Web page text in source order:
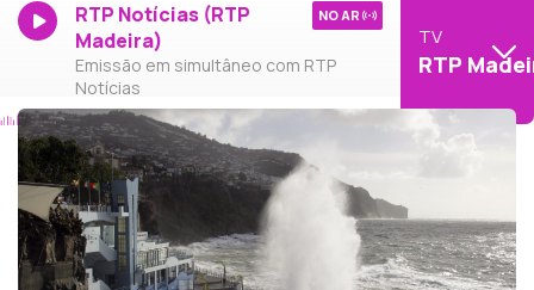
RTP Notícias (RTP
Madeira)
Emissão em simultâneo com RTP
Notícias
NO AR
TV
RTP